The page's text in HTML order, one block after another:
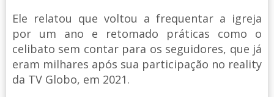
Ele relatou que voltou a frequentar a igreja
por um ano e retomado práticas como o
celibato sem contar para os seguidores, que já
eram milhares após sua participação no reality
da TV Globo, em 2021.